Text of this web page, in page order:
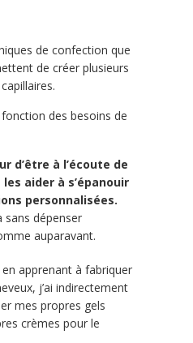
de confection que
de créer plusieurs
des besoins de
d’être à l’écoute de
aider à s’épanouir
personnalisées.
sans dépenser
auparavant.
apprenant à fabriquer
j’ai indirectement
mes propres gels
crèmes pour le